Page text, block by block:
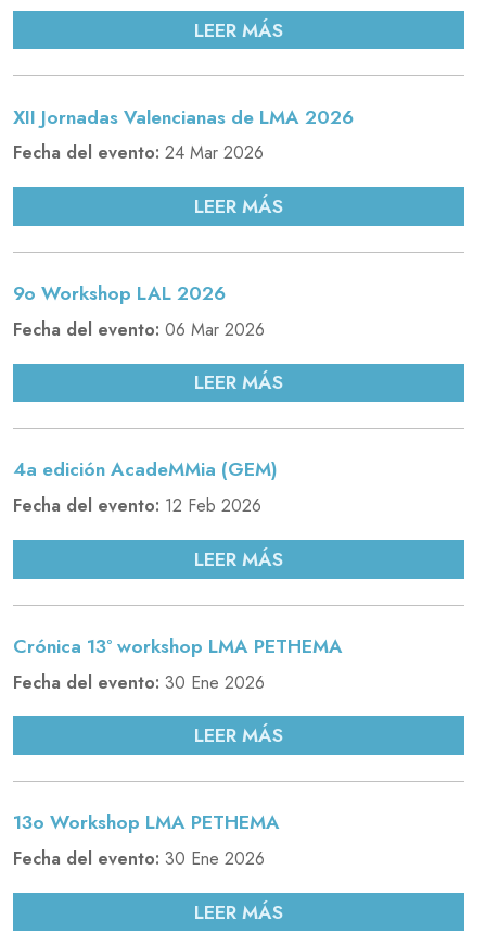
LEER MÁS
XII Jornadas Valencianas de LMA 2026
Fecha del evento: 24 Mar 2026
LEER MÁS
9o Workshop LAL 2026
Fecha del evento: 06 Mar 2026
LEER MÁS
4a edición AcadeMMia (GEM)
Fecha del evento: 12 Feb 2026
LEER MÁS
Crónica 13º workshop LMA PETHEMA
Fecha del evento: 30 Ene 2026
LEER MÁS
13o Workshop LMA PETHEMA
Fecha del evento: 30 Ene 2026
LEER MÁS